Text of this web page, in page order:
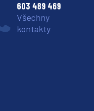
603 489 469
Všechny
kontakty